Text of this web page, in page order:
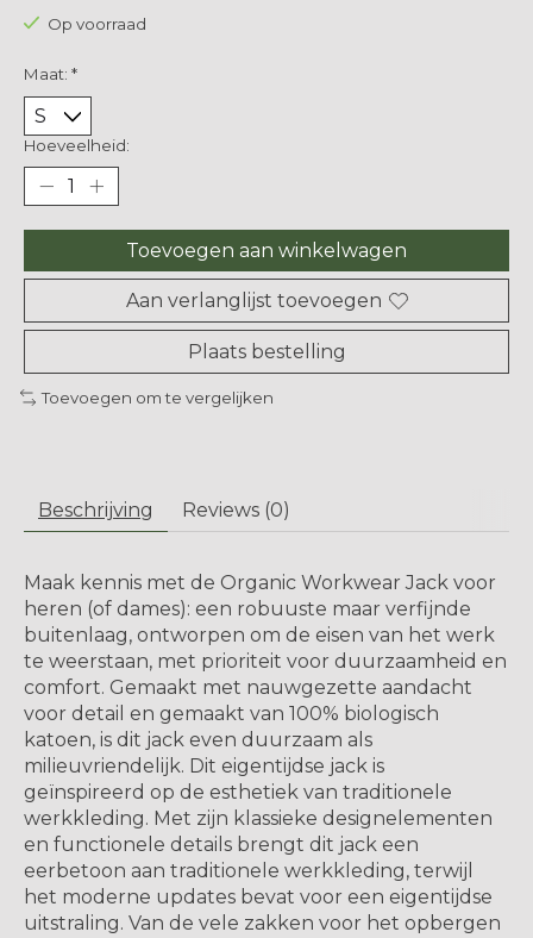
Op voorraad
Maat: *
Hoeveelheid:
Toevoegen aan winkelwagen
Aan verlanglijst toevoegen
Plaats bestelling
Toevoegen om te vergelijken
Beschrijving Reviews (0)
Maak kennis met de Organic Workwear Jack voor
heren (of dames): een robuuste maar verfijnde
buitenlaag, ontworpen om de eisen van het werk
te weerstaan, met prioriteit voor duurzaamheid en
comfort. Gemaakt met nauwgezette aandacht
voor detail en gemaakt van 100% biologisch
katoen, is dit jack even duurzaam als
milieuvriendelijk. Dit eigentijdse jack is
geïnspireerd op de esthetiek van traditionele
werkkleding. Met zijn klassieke designelementen
en functionele details brengt dit jack een
eerbetoon aan traditionele werkkleding, terwijl
het moderne updates bevat voor een eigentijdse
uitstraling. Van de vele zakken voor het opbergen